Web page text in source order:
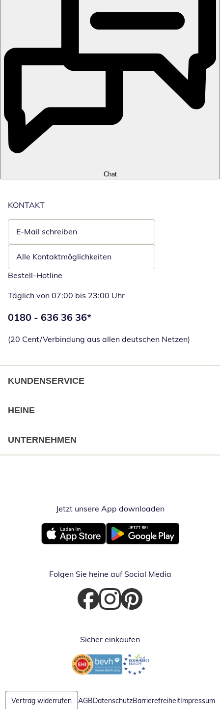
Chat
KONTAKT
E-Mail schreiben
Öffnet E-Mail-Client
Alle Kontaktmöglichkeiten
Bestell-Hotline
Täglich von 07:00 bis 23:00 Uhr
Telefonnummer:
0180 - 636 36 36*
(20 Cent/Verbindung aus allen deutschen Netzen)
KUNDENSERVICE
HEINE
UNTERNEHMEN
Jetzt unsere App downloadenÖffnet in
Öffnet in neuem FensterÖffnet in neuem Fenster
Folgen Sie heine auf Social Media
Öffnet in neuem Fenster
Öffnet in neuem Fenster
Öffnet in neuem Fenster
Sicher einkaufen
Öffnet in neuem FensterÖffnet in neuem Fenster
Vertrag widerrufen AGBDatenschutzBarrierefreiheitImpressum